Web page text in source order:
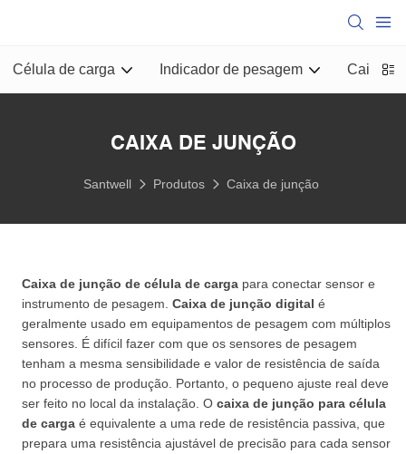
Célula de carga Indicador de pesagem Caixa
CAIXA DE JUNÇÃO
Santwell Produtos Caixa de junção
Caixa de junção de célula de carga para conectar sensor e
instrumento de pesagem. Caixa de junção digital é
geralmente usado em equipamentos de pesagem com múltiplos
sensores. É difícil fazer com que os sensores de pesagem
tenham a mesma sensibilidade e valor de resistência de saída
no processo de produção. Portanto, o pequeno ajuste real deve
ser feito no local da instalação. O caixa de junção para célula
de carga é equivalente a uma rede de resistência passiva, que
prepara uma resistência ajustável de precisão para cada sensor